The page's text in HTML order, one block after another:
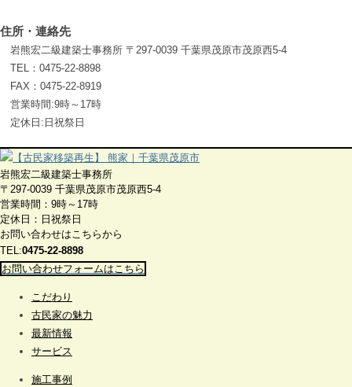
住所・連絡先
岩熊宏二級建築士事務所 〒297-0039 千葉県茂原市茂原西5-4
TEL：0475-22-8898
FAX：0475-22-8919
営業時間:9時～17時
定休日:日祝祭日
岩熊宏二級建築士事務所
〒297-0039 千葉県茂原市茂原西5-4
営業時間：9時～17時
定休日：日祝祭日
お問い合わせはこちらから
TEL:0475-22-8898
お問い合わせフォームはこちら
こだわり
古民家の魅力
最新情報
サービス
施工事例